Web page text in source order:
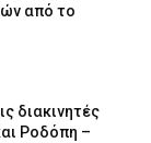
από το
διακινητές
Ροδόπη –